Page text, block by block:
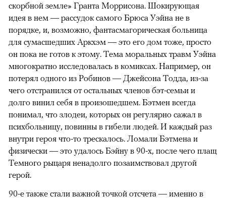
скорбной земле» Гранта Моррисона. Шокирующая
идея в нем — рассудок самого Брюса Уэйна не в
порядке, и, возможно, фантасмагорическая больница
для сумасшедших Аркхэм — это его дом тоже, просто
он пока не готов к этому. Тема моральных травм Уэйна
многократно исследовалась в комиксах. Например, он
потерял одного из Робинов — Джейсона Тодда, из-за
чего отстранился от остальных членов бэт-семьи и
долго винил себя в произошедшем. Бэтмен всегда
понимал, что злодеи, которых он регулярно сажал в
психбольницу, повинны в гибели людей. И каждый раз
внутри героя что-то трескалось. Ломали Бэтмена и
физически — это удалось Бэйну в 90-х, после чего плащ
Темного рыцаря ненадолго позаимствовал другой
герой.
90-е также стали важной точкой отсчета — именно в